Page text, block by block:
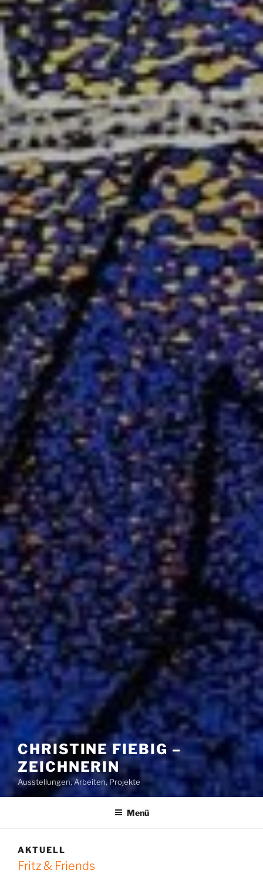
CHRISTINE FIEBIG –
ZEICHNERIN
Ausstellungen, Arbeiten, Projekte
Menü
AKTUELL
Fritz & Friends